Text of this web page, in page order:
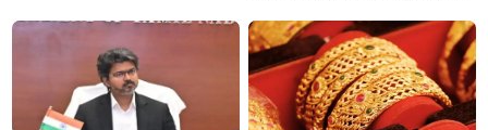
பங்கேற்பார்கள் - மாணிக்கம்
தாகூர்..!!